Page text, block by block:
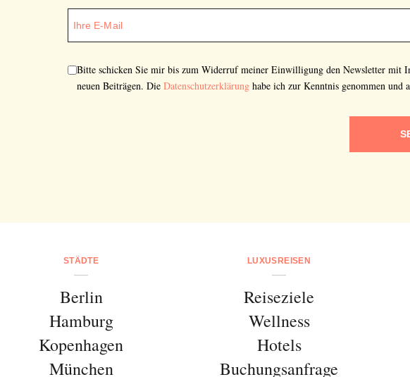
Bitte schicken Sie mir bis zum Widerruf meiner Einwilligung den Newsletter mit
neuen Beiträgen. Die Datenschutzerklärung habe ich zur Kenntnis genommen und
STÄDTE
Berlin
Hamburg
Kopenhagen
München
LUXUSREISEN
Reiseziele
Wellness
Hotels
Buchungsanfrage